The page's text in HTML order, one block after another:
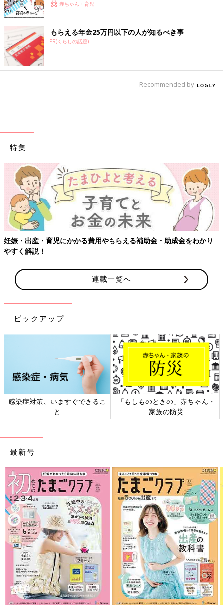
赤ちゃん・育児
もらえる年金25万円以下の人が知るべき事
PR(くらしの話題)
Recommended by
特集
金をわかり
【ワクチン接種できるものも】妊婦の感染症対策、
連載一覧へ
ピックアップ
症対策、いますぐできるこ
「もしものときの」赤ちゃん・
家族の防災
日
最新号